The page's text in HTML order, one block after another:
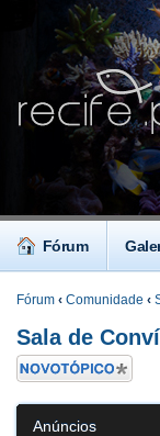
Fórum
Fórum ‹ Comunidade ‹
Sala de
Criar um novo
Tópico
Anúncios